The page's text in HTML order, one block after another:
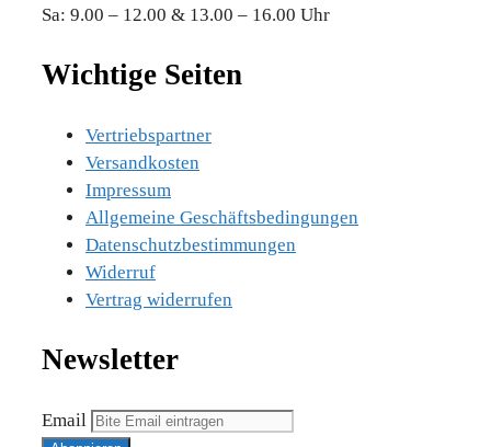
Sa: 9.00 – 12.00 & 13.00 – 16.00 Uhr
Wichtige Seiten
Vertriebspartner
Versandkosten
Impressum
Allgemeine Geschäftsbedingungen
Datenschutzbestimmungen
Widerruf
Vertrag widerrufen
Newsletter
Email